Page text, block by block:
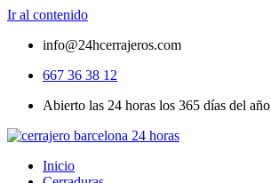
Ir al contenido
info@24hcerrajeros.com
667 36 38 12
Abierto las 24 horas los 365 días del año
Inicio